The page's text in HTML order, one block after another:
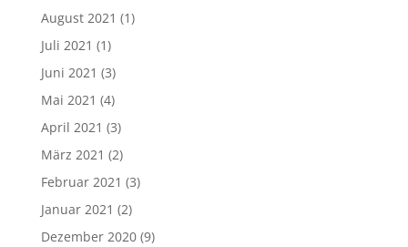
August 2021 (1)
Juli 2021 (1)
Juni 2021 (3)
Mai 2021 (4)
April 2021 (3)
März 2021 (2)
Februar 2021 (3)
Januar 2021 (2)
Dezember 2020(9)